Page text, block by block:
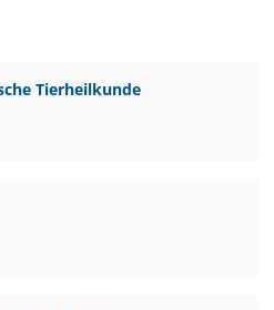
Tierheilkunde